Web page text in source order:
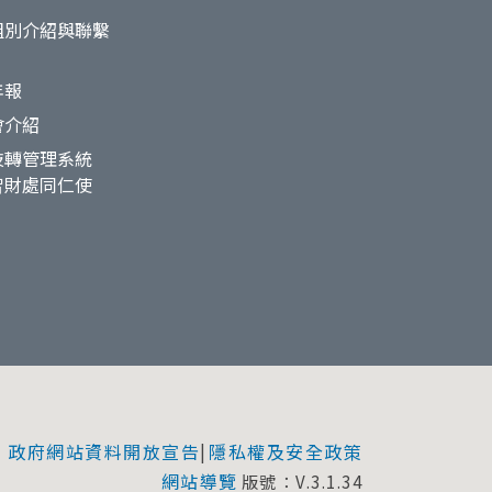
介紹與聯繫
紹
管理系統
處同仁使
政府網站資料開放宣告| 隱私權及安全政策
網站導覽 版號：V.3.1.34